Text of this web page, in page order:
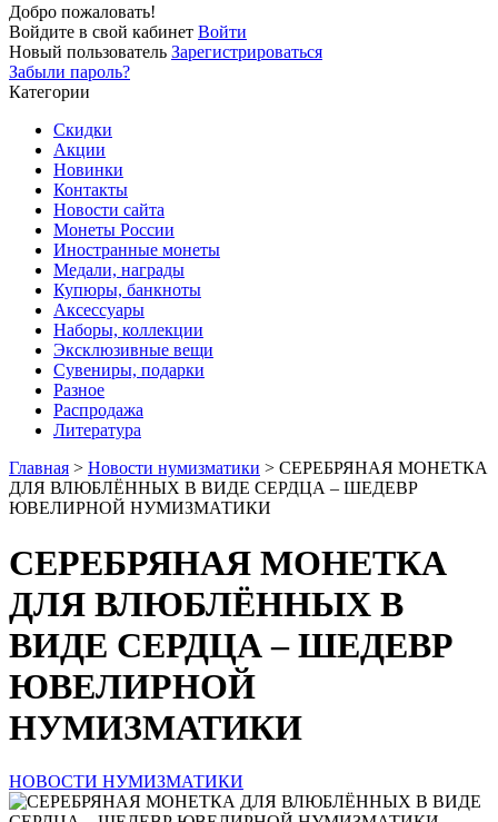
Добро пожаловать!
Войдите в свой кабинет Войти
Новый пользователь Зарегистрироваться
Забыли пароль?
Категории
Скидки
Акции
Новинки
Контакты
Новости сайта
Монеты России
Иностранные монеты
Медали, награды
Купюры, банкноты
Аксессуары
Наборы, коллекции
Эксклюзивные вещи
Сувениры, подарки
Разное
Распродажа
Литература
Главная > Новости нумизматики > СЕРЕБРЯНАЯ МОНЕТКА
ДЛЯ ВЛЮБЛЁННЫХ В ВИДЕ СЕРДЦА – ШЕДЕВР
ЮВЕЛИРНОЙ НУМИЗМАТИКИ
СЕРЕБРЯНАЯ МОНЕТКА
ДЛЯ ВЛЮБЛЁННЫХ В
ВИДЕ СЕРДЦА – ШЕДЕВР
ЮВЕЛИРНОЙ
НУМИЗМАТИКИ
НОВОСТИ НУМИЗМАТИКИ